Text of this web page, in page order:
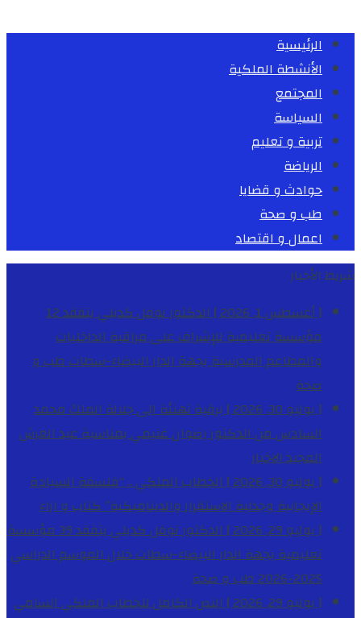
الرئيسية
الأنشطة الملكية
المجتمع
السياسة
تربية و تعليم
الرياضة
حوادث و قضايا
طب و صحة
اعمال و اقتصاد
شريط الأخبار
[ أغسطس 1, 2026 ]
الدكتور نوفل كديلي يتفقد 12
مؤسسة تعليمية للإشراف على مراقبة الداخليات
والمطاعم المدرسية بجهة الدار البيضاء-سطاتطب و
صحة
[ يوليو 30, 2026 ]
برقية تهنئة الى جلالة الملك محمد
السادس من الدكتور رضوان غنيمي بمناسبة عيد العرش
المجيدالاخبار
[ يوليو 30, 2026 ]
الخطاب الملكي .. “فلسفة السيادة
الإيجابية وجدلية الاستقرار والديناميكية”كتاب و اراء
[ يوليو 29, 2026 ]
الدكتور نوفل كديلي يتفقد 39 مؤسسة
تعليمية بجهة الدار البيضاء-سطات خلال الموسم الدراسي
2025-2026
طب و صحة
[ يوليو 29, 2026 ]
النص الكامل للخطاب الملكي السامي